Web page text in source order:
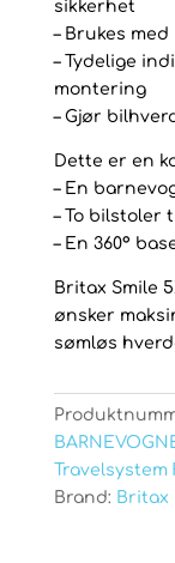
sikkerhet
– Brukes
– Tydelige
montering
– Gjør
Dette er en
– En
– To bilstoler
– En 360°
Britax Smile
ønsker
sømløs
Travelsystem
Brand: Britax